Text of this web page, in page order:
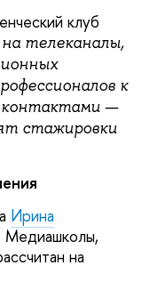
клуб
телеканалы,
к
—
стажировки
Ирина
Медиашколы,
на